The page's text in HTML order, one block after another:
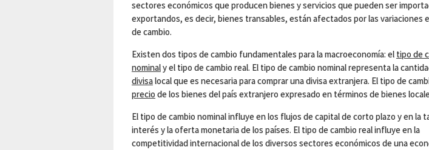
sectores económicos que producen bienes y servicios que pueden ser
exportandos, es decir, bienes transables, están afectados por las variaciones
de cambio.
Existen dos tipos de cambio fundamentales para la macroeconomía: el tipo de
nominaly el tipo de cambio real. El tipo de cambio nominal representa la
divisalocal que es necesaria para comprar una divisa extranjera. El tipo de
precio de los bienes del país extranjero expresado en términos de bienes
El tipo de cambio nominal influye en los flujos de capital de corto plazo y en la
interés y la oferta monetaria de los países. El tipo de cambio real influye en la
competitividad internacional de los diversos sectores económicos de una